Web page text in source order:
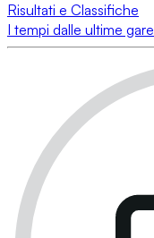
Risultati e Classifiche
I tempi dalle ultime gare